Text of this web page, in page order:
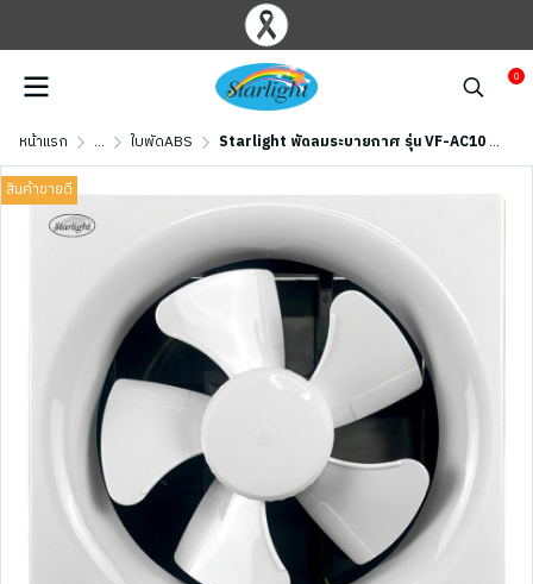
0
หน้าแรก ... ใบพัดABS Starlight พัดลมระบายกาศ รุ่น VF-AC10 (10 นิ้ว)
สินค้าขายดี